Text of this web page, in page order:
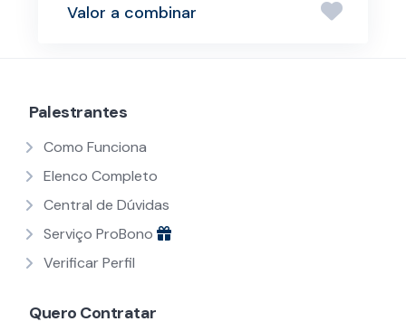
Valor a combinar
Palestrantes
Como Funciona
Elenco Completo
Central de Dúvidas
Serviço ProBono
Verificar Perfil
Quero Contratar